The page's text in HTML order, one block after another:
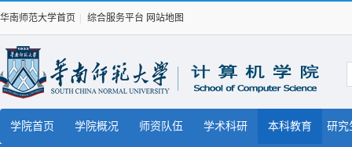
华南师范大学首页 综合服务平台 网站地图
学院首页 学院概况 师资队伍 学术科研 本科教育 研究